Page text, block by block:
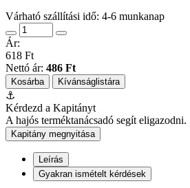
Várható szállítási idő: 4-6 munkanap
Ár:
618 Ft
Nettó ár: 486 Ft
Kosárba Kívánságlistára
⚓
Kérdezd a Kapitányt
A hajós terméktanácsadó segít eligazodni.
Kapitány megnyitása
Leírás
Gyakran ismételt kérdések